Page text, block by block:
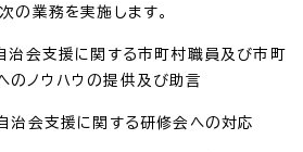
の業務を実施します。
会支援に関する市町村職員及び市町
のノウハウの提供及び助言
会支援に関する研修会への対応